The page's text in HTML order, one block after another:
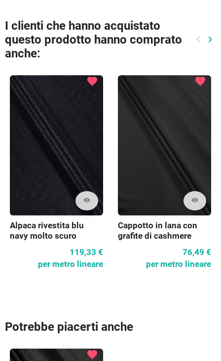
I clienti che hanno acquistato
questo prodotto hanno comprato
anche:
keyboard_arrow_left keyboard_arrow_right
visibility
favorite
Alpaca rivestita blu
navy molto scuro
119,33 €
per metro lineare
visibility
favorite
Cappotto in lana con
grafite di cashmere
76,49 €
per metro lineare
Potrebbe piacerti anche
favorite